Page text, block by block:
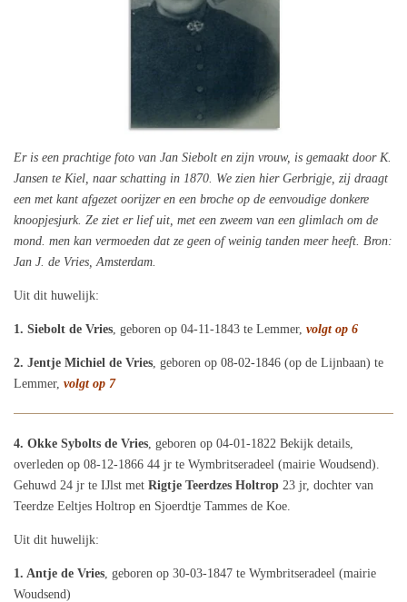
Er is een prachtige foto van Jan Siebolt en zijn vrouw, is gemaakt door K.
Jansen te Kiel, naar schatting in 1870. We zien hier Gerbrigje, zij draagt
een met kant afgezet oorijzer en een broche op de eenvoudige donkere
knoopjesjurk. Ze ziet er lief uit, met een zweem van een glimlach om de
mond. men kan vermoeden dat ze geen of weinig tanden meer heeft. Bron:
Jan J. de Vries, Amsterdam.
Uit dit huwelijk:
1. Siebolt de Vries , geboren op 04-11-1843 te Lemmer, volgt op 6
2. Jentje Michiel de Vries , geboren op 08-02-1846 (op de Lijnbaan) te
Lemmer, volgt op 7
4. Okke Sybolts de Vries , geboren op 04-01-1822 Bekijk details,
overleden op 08-12-1866 44 jr te Wymbritseradeel (mairie Woudsend).
Gehuwd 24 jr te IJlst met Rigtje Teerdzes Holtrop 23 jr, dochter van
Teerdze Eeltjes Holtrop en Sjoerdtje Tammes de Koe.
Uit dit huwelijk:
1. Antje de Vries , geboren op 30-03-1847 te Wymbritseradeel (mairie
Woudsend)